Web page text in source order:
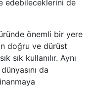
edebileceklerini de
önemli bir yere
doğru ve dürüst
sık kullanılır. Aynı
da